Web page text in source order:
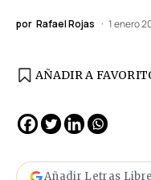
por Rafael Rojas 1 enero
AÑADIR A
Añadir Letras